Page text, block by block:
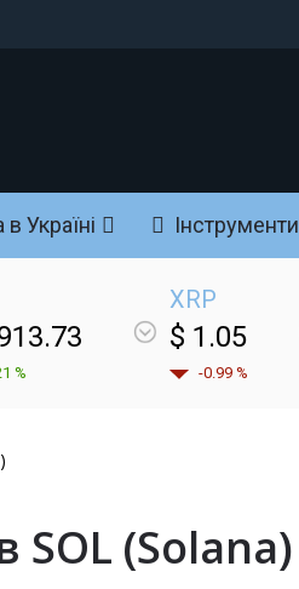
Україні Інструменти
%
XRP
$ 1.05
-0.99 %
SOL (Solana)